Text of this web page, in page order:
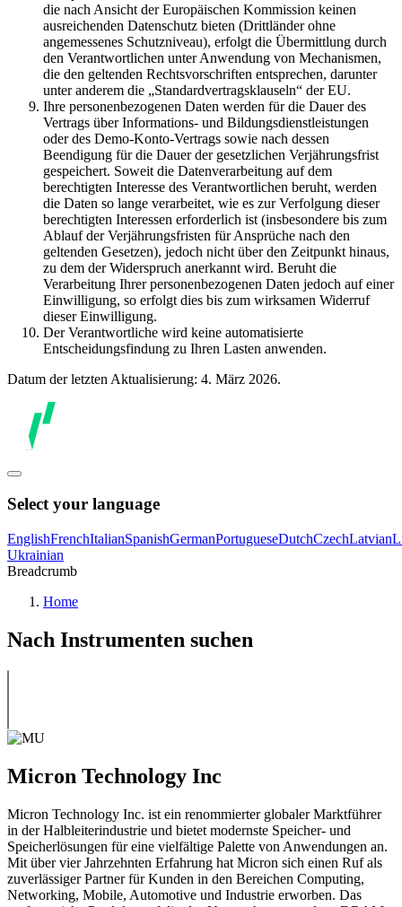
die nach Ansicht der Europäischen Kommission keinen
ausreichenden Datenschutz bieten (Drittländer ohne
angemessenes Schutzniveau), erfolgt die Übermittlung durch
den Verantwortlichen unter Anwendung von Mechanismen,
die den geltenden Rechtsvorschriften entsprechen, darunter
unter anderem die „Standardvertragsklauseln“ der EU.
Ihre personenbezogenen Daten werden für die Dauer des
Vertrags über Informations- und Bildungsdienstleistungen
oder des Demo-Konto-Vertrags sowie nach dessen
Beendigung für die Dauer der gesetzlichen Verjährungsfrist
gespeichert. Soweit die Datenverarbeitung auf dem
berechtigten Interesse des Verantwortlichen beruht, werden
die Daten so lange verarbeitet, wie es zur Verfolgung dieser
berechtigten Interessen erforderlich ist (insbesondere bis zum
Ablauf der Verjährungsfristen für Ansprüche nach den
geltenden Gesetzen), jedoch nicht über den Zeitpunkt hinaus,
zu dem der Widerspruch anerkannt wird. Beruht die
Verarbeitung Ihrer personenbezogenen Daten jedoch auf einer
Einwilligung, so erfolgt dies bis zum wirksamen Widerruf
dieser Einwilligung.
Der Verantwortliche wird keine automatisierte
Entscheidungsfindung zu Ihren Lasten anwenden.
Datum der letzten Aktualisierung: 4. März 2026.
Select your language
EnglishFrenchItalianSpanishGermanPortugueseDutchCzechLatvian
Ukrainian
Breadcrumb
Home
Nach Instrumenten suchen
Micron Technology Inc
Micron Technology Inc. ist ein renommierter globaler Marktführer
in der Halbleiterindustrie und bietet modernste Speicher- und
Speicherlösungen für eine vielfältige Palette von Anwendungen an.
Mit über vier Jahrzehnten Erfahrung hat Micron sich einen Ruf als
zuverlässiger Partner für Kunden in den Bereichen Computing,
Networking, Mobile, Automotive und Industrie erworben. Das